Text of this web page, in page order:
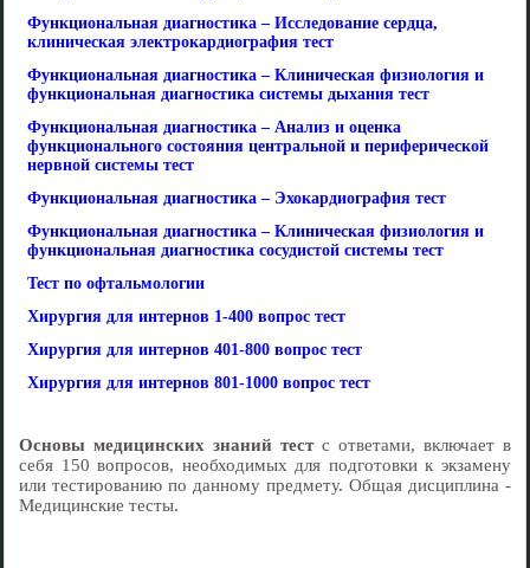
Функциональная диагностика – Исследование сердца,
клиническая электрокардиография тест
Функциональная диагностика – Клиническая физиология и
функциональная диагностика системы дыхания тест
Функциональная диагностика – Анализ и оценка
функционального состояния центральной и периферической
нервной системы тест
Функциональная диагностика – Эхокардиография тест
Функциональная диагностика – Клиническая физиология и
функциональная диагностика сосудистой системы тест
Тест по офтальмологии
Хирургия для интернов 1-400 вопрос тест
Хирургия для интернов 401-800 вопрос тест
Хирургия для интернов 801-1000 вопрос тест
Основы медицинских знаний тестс ответами, включает в
себя 150 вопросов, необходимых для подготовки к экзамену
или тестированию по данному предмету. Общая дисциплина -
Медицинские тесты.